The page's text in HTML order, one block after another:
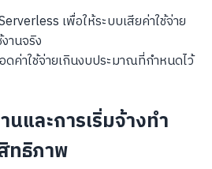
เพื่อให้ระบบเสียค่าใช้จ่าย
านจริง
ดค่าใช้จ่ายเกินงบประมาณที่กำหนดไว้
และการเริ่มจ้างทำ
ทธิภาพ